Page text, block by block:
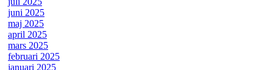
juni 2025
maj 2025
april 2025
mars 2025
februari 2025
januari 2025